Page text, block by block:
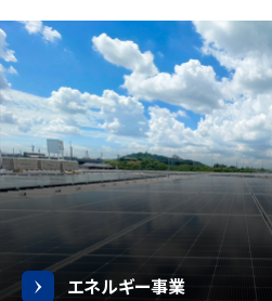
エネルギー事業